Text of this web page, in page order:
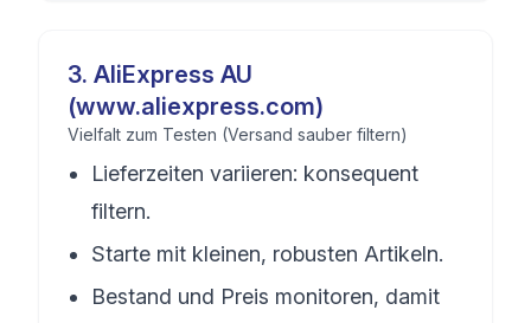
3. AliExpress AU
(www.aliexpress.com)
Vielfalt zum Testen (Versand sauber filtern)
Lieferzeiten variieren: konsequent
filtern.
Starte mit kleinen, robusten Artikeln.
Bestand und Preis monitoren, damit